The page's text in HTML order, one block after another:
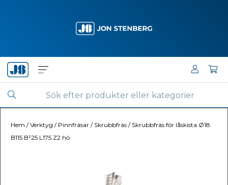
Hem /Verktyg / Pinnfräsar / Skrubbfräs / Skrubbfräs för låskista Ø18
B115 B¹25 L175 Z2 hö